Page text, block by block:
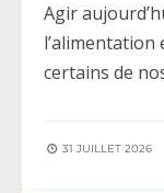
Agir
l’alimentation
certains de
31 JUILLET 2026